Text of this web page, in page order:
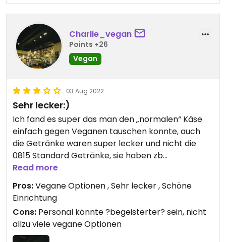
Charlie_vegan
Points +26
Vegan
03 Aug 2022
Sehr lecker:)
Ich fand es super das man den „normalen“ Käse
einfach gegen Veganen tauschen konnte, auch
die Getränke waren super lecker und nicht die
0815 Standard Getränke, sie haben zb
Wassermelonen Eistee ectr.
Es könnte noch mehr Vegane Optionen geben🤷🏻
Read more
Pros:Vegane Optionen , Sehr lecker , Schöne
Einrichtung
Cons: Personal könnte ?begeisterter? sein, nicht
allzu viele vegane Optionen